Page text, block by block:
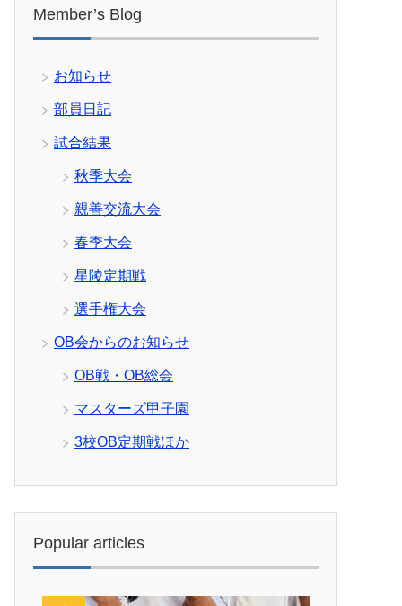
Member’s Blog
お知らせ
部員日記
試合結果
秋季大会
親善交流大会
春季大会
星陵定期戦
選手権大会
OB会からのお知らせ
OB戦・OB総会
マスターズ甲子園
3校OB定期戦ほか
Popular articles